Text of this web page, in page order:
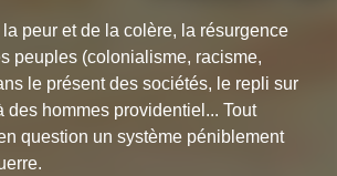
peur et de la colère, la résurgence
peuples (colonialisme, racisme,
le présent des sociétés, le repli sur
des hommes providentiel... Tout
question un système péniblement